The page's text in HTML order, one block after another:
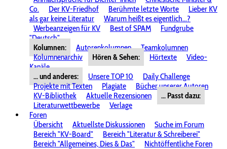
Co.
Der KV-Friedhof Berühmte letzte Worte
Lieber KV
als gar keine Literatur
Warum heißt es eigentlich...?
Werbeanzeigen für KV
Best of SPAM
Fundgrube
"Deutsch"
Kolumnen:
Autorenkolumnen
Teamkolumnen
Kolumnenarchiv
Hören & Sehen: Hörtexte
Video-
Kanäle
... und anderes:
Unsere TOP 10
Daily Challenge
Projekte mit Texten
Plagiate
Bücher unserer Autoren
KV-Bibliothek
Aktuelle Rezensionen
... Passt dazu:
Literaturwettbewerbe
Verlage
Foren
Übersicht
Aktuellste Diskussionen
Suche im Forum
Bereich "KV-Board"
Bereich "Literatur & Schreiberei"
Bereich "Allgemeines, Dies & Das"
Nichtöffentliche Foren